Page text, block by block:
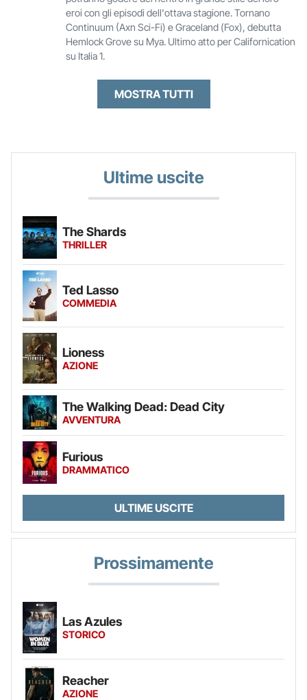
eroi con gli episodi dell'ottava stagione. Tornano
Continuum (Axn Sci-Fi) e Graceland (Fox), debutta
Hemlock Grove su Mya. Ultimo atto per Californication
su Italia 1.
MOSTRA TUTTI
Ultime uscite
The Shards
THRILLER
Ted Lasso
COMMEDIA
Lioness
AZIONE
The Walking Dead: Dead City
AVVENTURA
Furious
DRAMMATICO
ULTIME USCITE
Prossimamente
Las Azules
STORICO
Reacher
AZIONE